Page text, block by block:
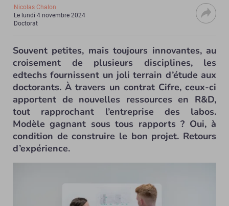
Nicolas Chalon
Le lundi 4 novembre 2024
Doctorat
Souvent petites, mais toujours innovantes, au
croisement de plusieurs disciplines, les
edtechs fournissent un joli terrain d’étude aux
doctorants. À travers un contrat Cifre, ceux-ci
apportent de nouvelles ressources en R&D,
tout rapprochant l’entreprise des labos.
Modèle gagnant sous tous rapports ? Oui, à
condition de construire le bon projet. Retours
d’expérience.